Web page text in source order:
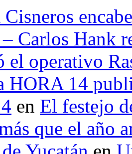
Cisneros
Carlos Hank
el operativo
HORA 14
en El festejo
que el año